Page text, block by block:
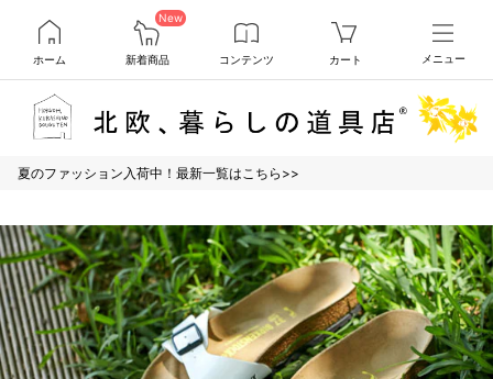
ホーム
New
新着商品 コンテンツ カート メニュー
夏のファッション入荷中！最新一覧はこちら>>